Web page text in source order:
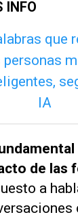
INFO
de las
a